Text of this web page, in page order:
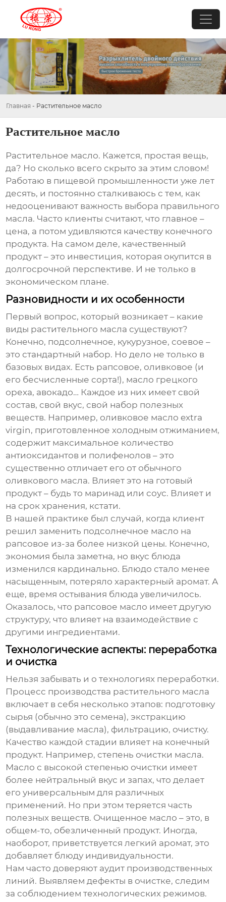
Главная - Растительное масло
Растительное масло
Растительное масло. Кажется, простая вещь,
да? Но сколько всего скрыто за этим словом!
Работаю в пищевой промышленности уже лет
десять, и постоянно сталкиваюсь с тем, как
недооценивают важность выбора правильного
масла. Часто клиенты считают, что главное –
цена, а потом удивляются качеству конечного
продукта. На самом деле, качественный
продукт – это инвестиция, которая окупится в
долгосрочной перспективе. И не только в
экономическом плане.
Разновидности и их особенности
Первый вопрос, который возникает – какие
виды растительного масла существуют?
Конечно, подсолнечное, кукурузное, соевое –
это стандартный набор. Но дело не только в
базовых видах. Есть рапсовое, оливковое (и
его бесчисленные сорта!), масло грецкого
ореха, авокадо… Каждое из них имеет свой
состав, свой вкус, свой набор полезных
веществ. Например, оливковое масло extra
virgin, приготовленное холодным отжиманием,
содержит максимальное количество
антиоксидантов и полифенолов – это
существенно отличает его от обычного
оливкового масла. Влияет это на готовый
продукт – будь то маринад или соус. Влияет и
на срок хранения, кстати.
В нашей практике был случай, когда клиент
решил заменить подсолнечное масло на
рапсовое из-за более низкой цены. Конечно,
экономия была заметна, но вкус блюда
изменился кардинально. Блюдо стало менее
насыщенным, потеряло характерный аромат. А
еще, время остывания блюда увеличилось.
Оказалось, что рапсовое масло имеет другую
структуру, что влияет на взаимодействие с
другими ингредиентами.
Технологические аспекты: переработка
и очистка
Нельзя забывать и о технологиях переработки.
Процесс производства растительного масла
включает в себя несколько этапов: подготовку
сырья (обычно это семена), экстракцию
(выдавливание масла), фильтрацию, очистку.
Качество каждой стадии влияет на конечный
продукт. Например, степень очистки масла.
Масло с высокой степенью очистки имеет
более нейтральный вкус и запах, что делает
его универсальным для различных
применений. Но при этом теряется часть
полезных веществ. Очищенное масло – это, в
общем-то, обезличенный продукт. Иногда,
наоборот, приветствуется легкий аромат, это
добавляет блюду индивидуальности.
Нам часто доверяют аудит производственных
линий. Выявляем дефекты в очистке, следим
за соблюдением технологических режимов.